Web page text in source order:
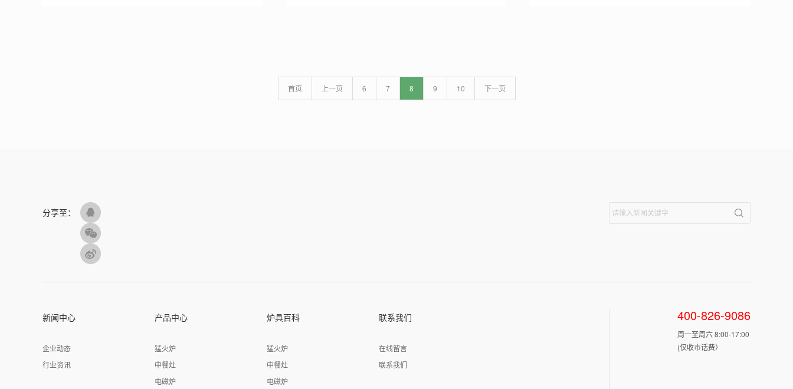
首页 上一页 6 7 8 9 10 下一页
分享至：
新闻中心
企业动态
行业资讯
产品中心
猛火炉
中餐灶
电磁炉
炉具百科
猛火炉
中餐灶
电磁炉
联系我们
在线留言
联系我们
400-826-9086
周一至周六 8:00-17:00
(仅收市话费）